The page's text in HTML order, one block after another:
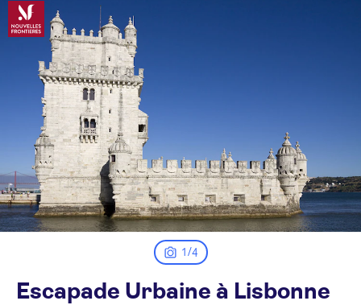
1/4
Escapade Urbaine à Lisbonne